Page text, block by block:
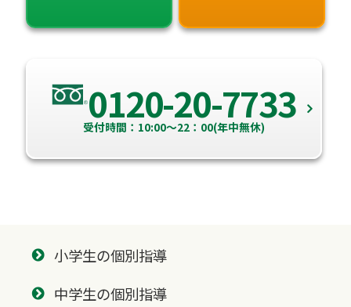
0120-20-7733
受付時間：10:00～22：00(年中無休)
小学生の個別指導
中学生の個別指導